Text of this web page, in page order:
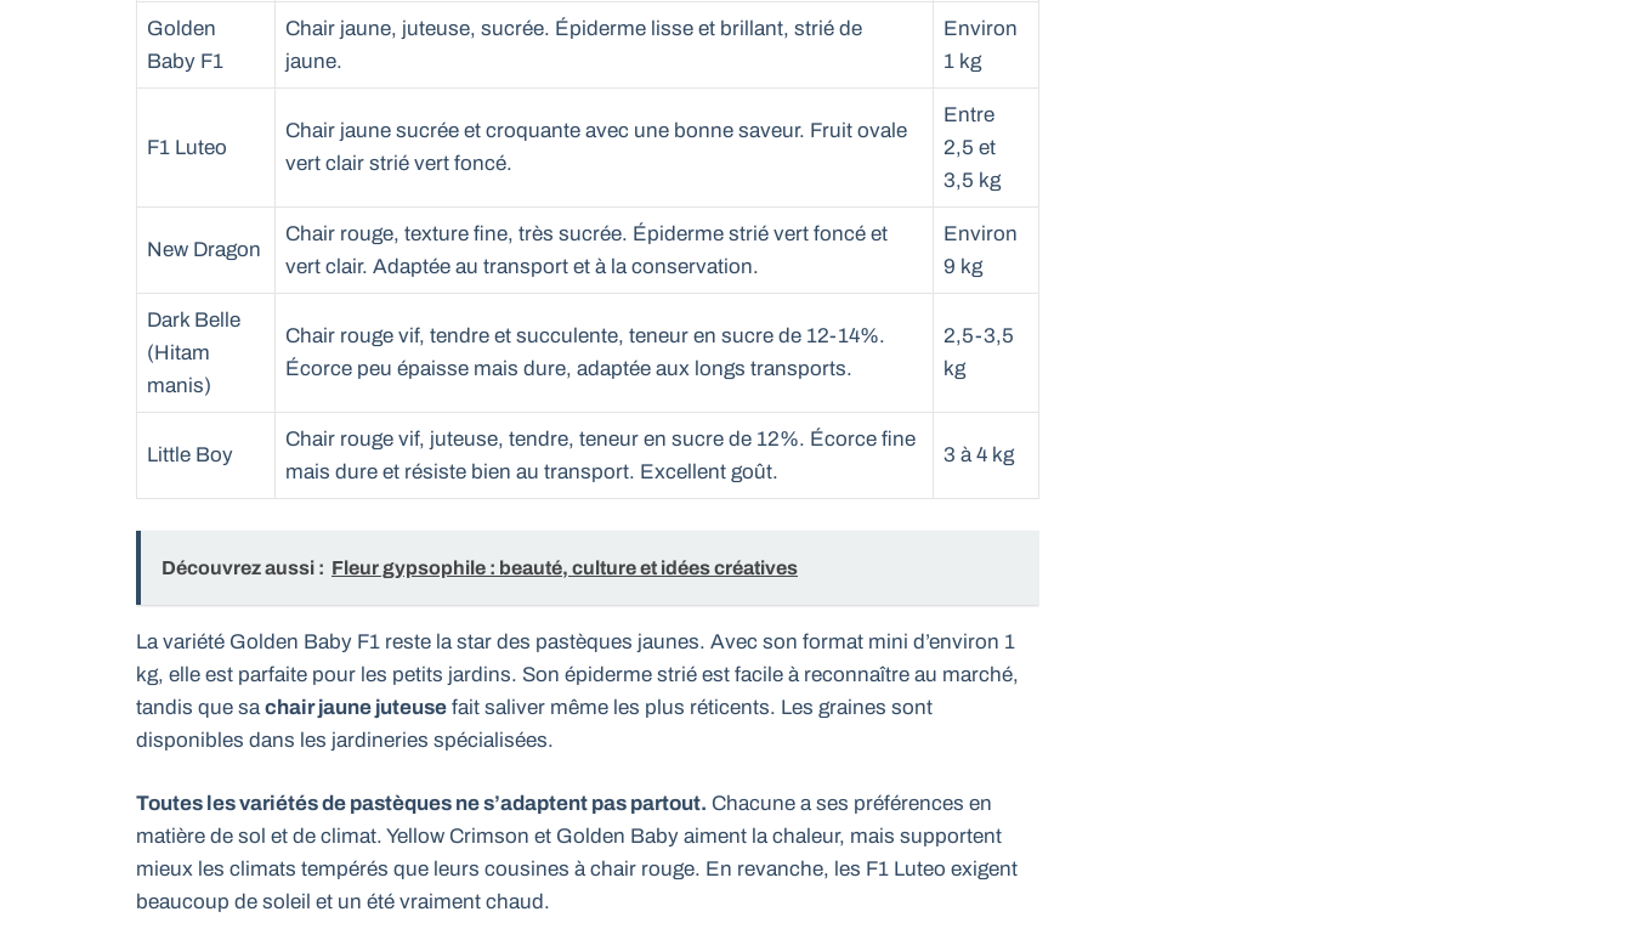
Golden
Baby F1
Chair jaune, juteuse, sucrée. Épiderme lisse et brillant, strié de
jaune.
Environ
1 kg
F1 Luteo
Chair jaune sucrée et croquante avec une bonne saveur. Fruit ovale
vert clair strié vert foncé.
Entre
2,5 et
3,5 kg
New Dragon
Chair rouge, texture fine, très sucrée. Épiderme strié vert foncé et
vert clair. Adaptée au transport et à la conservation.
Environ
9 kg
Dark Belle
(Hitam
manis)
Chair rouge vif, tendre et succulente, teneur en sucre de 12-14%.
Écorce peu épaisse mais dure, adaptée aux longs transports.
2,5-3,5
kg
Little Boy
Chair rouge vif, juteuse, tendre, teneur en sucre de 12%. Écorce fine
mais dure et résiste bien au transport. Excellent goût.
3 à 4 kg
Découvrez aussi : Fleur gypsophile : beauté, culture et idées créatives
La variété Golden Baby F1 reste la star des pastèques jaunes. Avec son format mini d’environ 1
kg, elle est parfaite pour les petits jardins. Son épiderme strié est facile à reconnaître au marché,
tandis que sa chair jaune juteuse fait saliver même les plus réticents. Les graines sont
disponibles dans les jardineries spécialisées.
Toutes les variétés de pastèques ne s’adaptent pas partout. Chacune a ses préférences en
matière de sol et de climat. Yellow Crimson et Golden Baby aiment la chaleur, mais supportent
mieux les climats tempérés que leurs cousines à chair rouge. En revanche, les F1 Luteo exigent
beaucoup de soleil et un été vraiment chaud.